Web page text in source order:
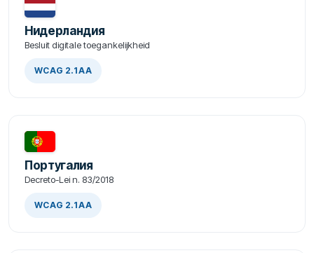
Нидерландия
Besluit digitale toegankelijkheid
WCAG 2.1 AA
Португалия
Decreto-Lei n. 83/2018
WCAG 2.1 AA